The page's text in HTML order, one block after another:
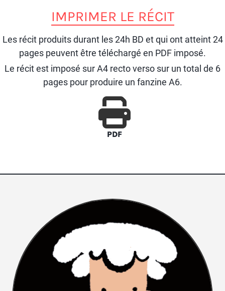
IMPRIMER LE RÉCIT
Les récit produits durant les 24h BD et qui ont atteint 24
pages peuvent être téléchargé en PDF imposé.
Le récit est imposé sur A4 recto verso sur un total de 6
pages pour produire un fanzine A6.
PDF